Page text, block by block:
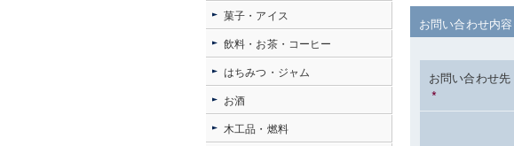
お問い合わせ内容
お問い合わせ先
*
菓子・アイス
飲料・お茶・コーヒー
はちみつ・ジャム
お酒
木工品・燃料